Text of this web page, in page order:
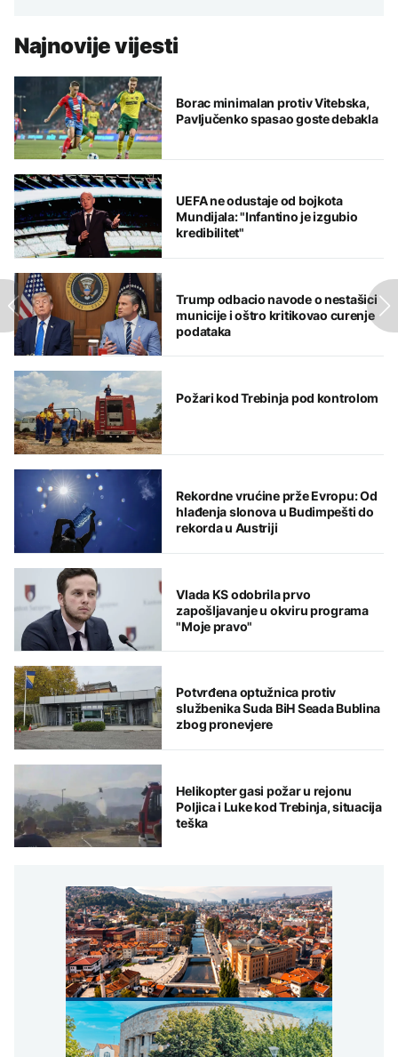
Najnovije vijesti
Borac minimalan protiv Vitebska,
Pavljučenko spasao goste debakla
UEFA ne odustaje od bojkota
Mundijala: "Infantino je izgubio
kredibilitet"
Trump odbacio navode o nestašici
municije i oštro kritikovao curenje
podataka
Požari kod Trebinja pod kontrolom
Rekordne vrućine prže Evropu: Od
hlađenja slonova u Budimpešti do
rekorda u Austriji
Vlada KS odobrila prvo
zapošljavanje u okviru programa
"Moje pravo"
Potvrđena optužnica protiv
službenika Suda BiH Seada Bublina
zbog pronevjere
Helikopter gasi požar u rejonu
Poljica i Luke kod Trebinja, situacija
teška